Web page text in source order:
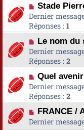
Stade
Dernier
Réponses : 1
Le nom du
Dernier
Réponses : 2
Quel
Dernier
Réponses : 2
FRANCE /
Dernier